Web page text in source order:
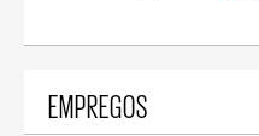
EMPREGOS